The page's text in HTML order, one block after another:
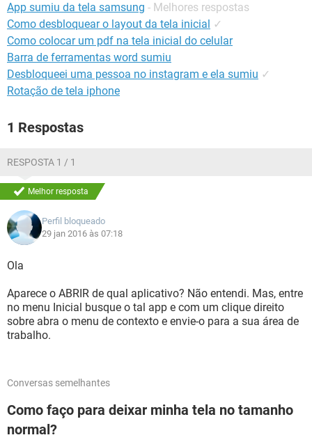
App sumiu da tela samsung - Melhores respostas
Como desbloquear o layout da tela inicial ✓
Como colocar um pdf na tela inicial do celular
Barra de ferramentas word sumiu
Desbloqueei uma pessoa no instagram e ela sumiu ✓
Rotação de tela iphone
1 Respostas
RESPOSTA 1 / 1
Melhor resposta
Perfil bloqueado
29 jan 2016 às 07:18
Ola
Aparece o ABRIR de qual aplicativo? Não entendi. Mas, entre
no menu Inicial busque o tal app e com um clique direito
sobre abra o menu de contexto e envie-o para a sua área de
trabalho.
Conversas semelhantes
Como faço para deixar minha tela no tamanho
normal?